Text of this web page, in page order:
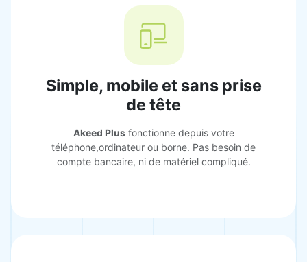
Simple, mobile et sans prise
de tête
Akeed Plusfonctionne depuis votre
téléphone,ordinateur ou borne. Pas besoin de
compte bancaire, ni de matériel compliqué.